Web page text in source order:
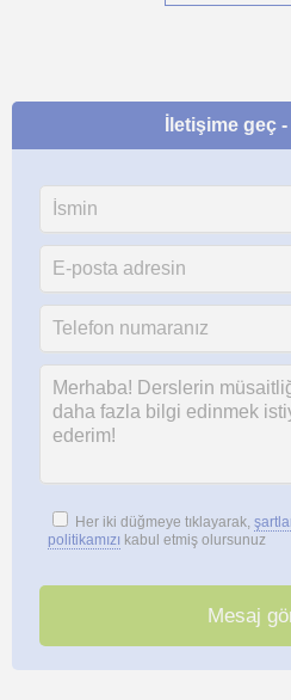
İletişime geç
Her iki düğmeye tıklayarak,
politikamızı kabul etmiş olursunuz